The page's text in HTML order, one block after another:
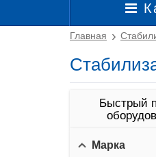
Главная
Быстрый
Марка